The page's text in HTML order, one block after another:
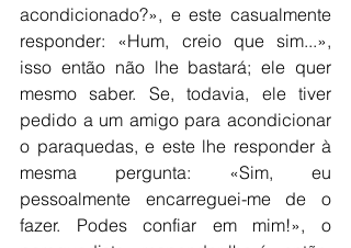
acondicionado?», e este casualmente
responder: «Hum, creio que sim...»,
isso então não lhe bastará; ele quer
mesmo saber. Se, todavia, ele tiver
pedido a um amigo para acondicionar
o paraquedas, e este lhe responder à
mesma pergunta: «Sim, eu
pessoalmente encarreguei-me de o
fazer. Podes confiar em mim!», o